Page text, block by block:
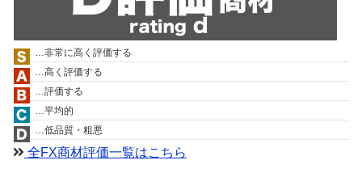
…非常に高く評価する
…高く評価する
…評価する
…平均的
…低品質・粗悪
全FX商材評価一覧はこちら